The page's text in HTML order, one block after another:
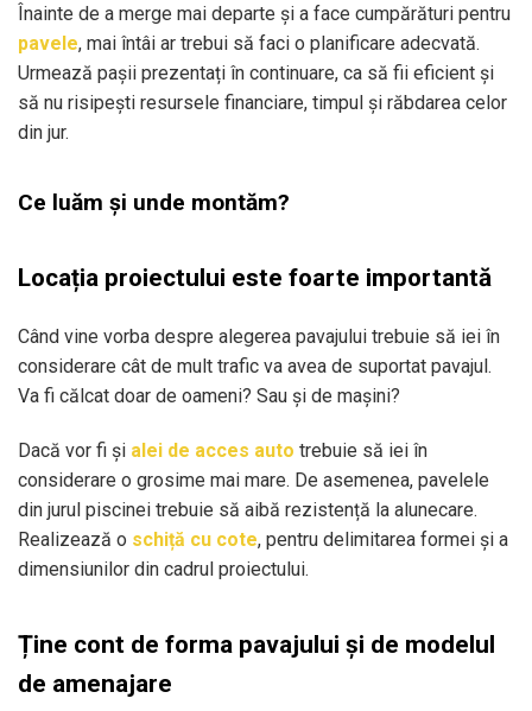
Înainte de a merge mai departe și a face cumpărături pentru
pavele, mai întâi ar trebui să faci o planificare adecvată.
Urmează pașii prezentați în continuare, ca să fii eficient și
să nu risipești resursele financiare, timpul și răbdarea celor
din jur.
Ce luăm și unde montăm?
Locația proiectului este foarte importantă
Când vine vorba despre alegerea pavajului trebuie să iei în
considerare cât de mult trafic va avea de suportat pavajul.
Va fi călcat doar de oameni? Sau și de mașini?
Dacă vor fi și alei de acces auto trebuie să iei în
considerare o grosime mai mare. De asemenea, pavelele
din jurul piscinei trebuie să aibă rezistență la alunecare.
Realizează o schiță cu cote, pentru delimitarea formei și a
dimensiunilor din cadrul proiectului.
Ține cont de forma pavajului și de modelul
de amenajare